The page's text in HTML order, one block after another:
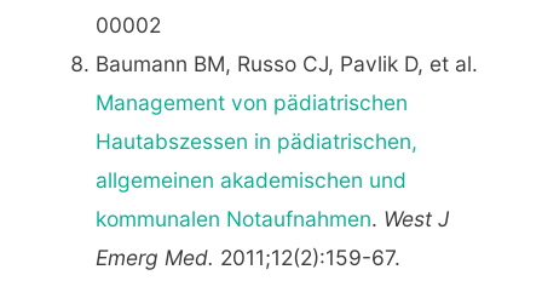
00002
Baumann BM, Russo CJ, Pavlik D, et al.
Management von pädiatrischen
Hautabszessen in pädiatrischen,
allgemeinen akademischen und
kommunalen Notaufnahmen. West J
Emerg Med. 2011;12(2):159-67.